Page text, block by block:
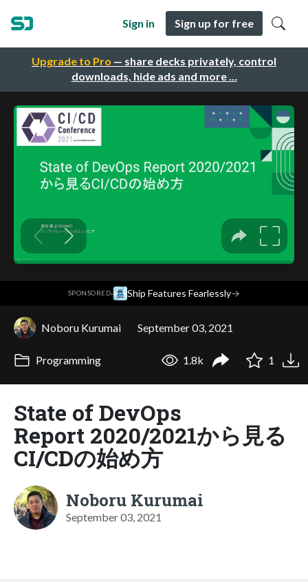
Upgrade to Pro — share decks privately, control
downloads, hide ads and more …
Sign in Sign up for free
SPONSORED· Ship Features Fearlessly→
Noboru Kurumai September 03, 2021
Programming 1.8k 1
State of DevOps
Report 2020/2021から見る
CI/CDの始め方
Noboru Kurumai
September 03, 2021